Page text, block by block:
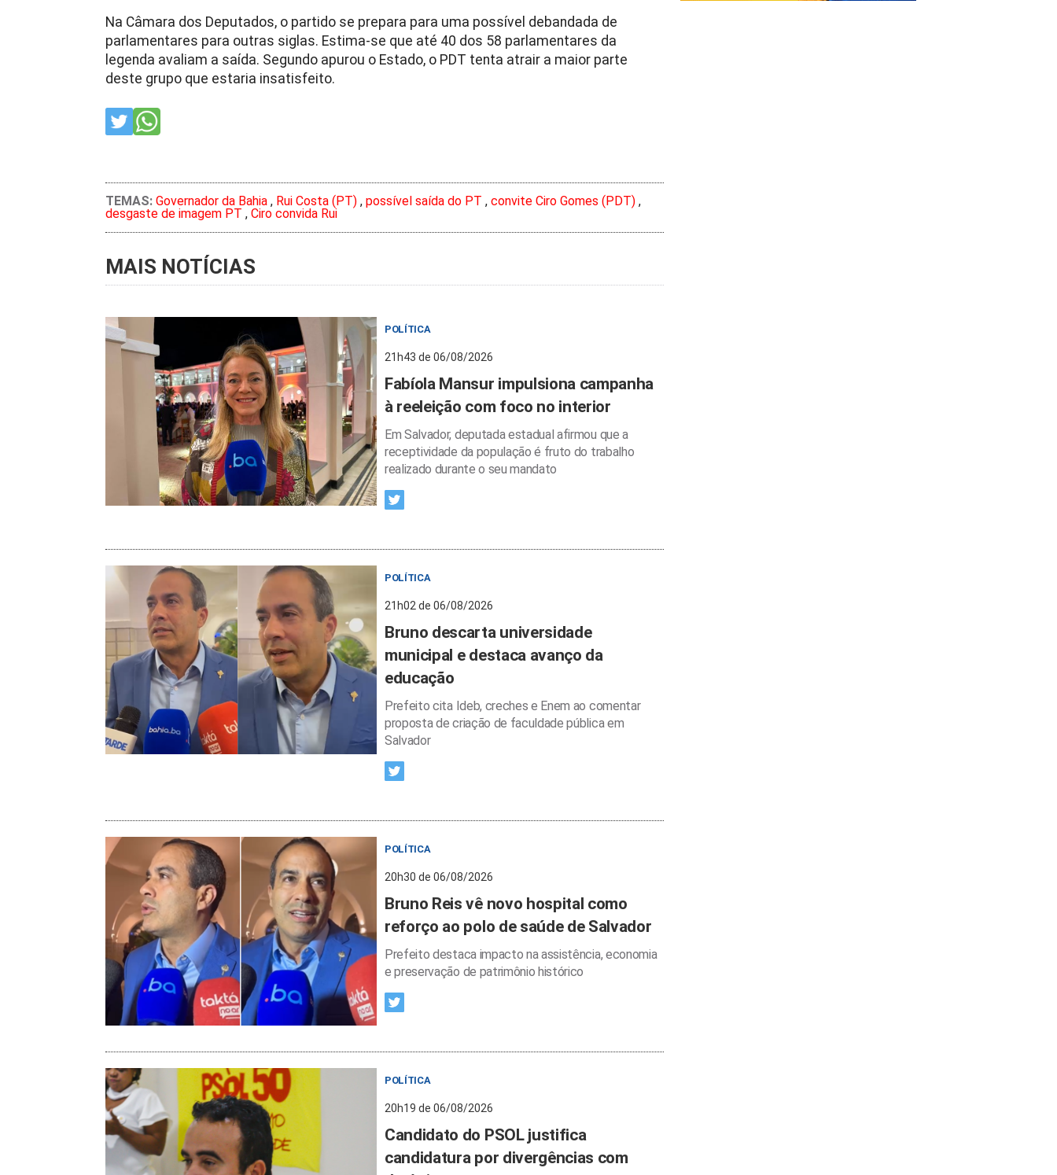
Na Câmara dos Deputados, o partido se prepara para uma possível debandada de
parlamentares para outras siglas. Estima-se que até 40 dos 58 parlamentares da
legenda avaliam a saída. Segundo apurou o Estado, o PDT tenta atrair a maior parte
deste grupo que estaria insatisfeito.
TEMAS: Governador da Bahia , Rui Costa (PT) , possível saída do PT , convite Ciro Gomes (PDT) ,
desgaste de imagem PT , Ciro convida Rui
MAIS NOTÍCIAS
POLÍTICA
21h43 de 06/08/2026
Fabíola Mansur impulsiona campanha
à reeleição com foco no interior
Em Salvador, deputada estadual afirmou que a
receptividade da população é fruto do trabalho
realizado durante o seu mandato
POLÍTICA
21h02 de 06/08/2026
Bruno descarta universidade
municipal e destaca avanço da
educação
Prefeito cita Ideb, creches e Enem ao comentar
proposta de criação de faculdade pública em
Salvador
POLÍTICA
20h30 de 06/08/2026
Bruno Reis vê novo hospital como
reforço ao polo de saúde de Salvador
Prefeito destaca impacto na assistência, economia
e preservação de patrimônio histórico
POLÍTICA
20h19 de 06/08/2026
Candidato do PSOL justifica
candidatura por divergências com